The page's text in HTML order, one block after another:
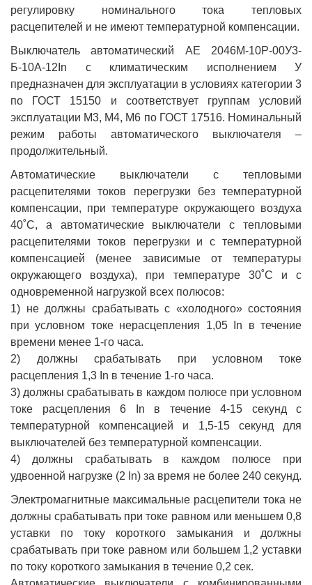
регулировку номинального тока тепловых
расцепителей и не имеют температурной компенсации.
Выключатель автоматический АЕ 2046М-10Р-00У3-
Б-10А-12In с климатическим исполнением У
предназначен для эксплуатации в условиях категории 3
по ГОСТ 15150 и соответствует группам условий
эксплуатации М3, М4, М6 по ГОСТ 17516. Номинальный
режим работы автоматического выключателя –
продолжительный.
Автоматические выключатели с тепловыми
расцепителями токов перегрузки без температурной
компенсации, при температуре окружающего воздуха
40˚С, а автоматические выключатели с тепловыми
расцепителями токов перегрузки и с температурной
компенсацией (менее зависимые от температуры
окружающего воздуха), при температуре 30˚С и с
одновременной нагрузкой всех полюсов:
1) не должны срабатывать с «холодного» состояния
при условном токе нерасцепления 1,05 In в течение
времени менее 1-го часа.
2) должны срабатывать при условном токе
расцепления 1,3 In в течение 1-го часа.
3) должны срабатывать в каждом полюсе при условном
токе расцепления 6 In в течение 4-15 секунд с
температурной компенсацией и 1,5-15 секунд для
выключателей без температурной компенсации.
4) должны срабатывать в каждом полюсе при
удвоенной нагрузке (2 In) за время не более 240 секунд.
Электромагнитные максимальные расцепители тока не
должны срабатывать при токе равном или меньшем 0,8
уставки по току короткого замыкания и должны
срабатывать при токе равном или большем 1,2 уставки
по току короткого замыкания в течение 0,2 сек.